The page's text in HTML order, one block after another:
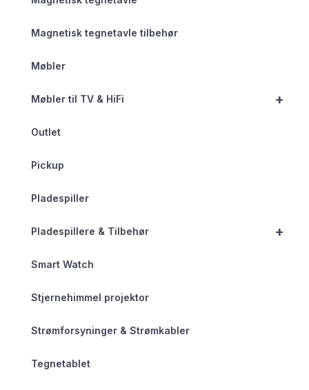
Magnetisk tegnetavle tilbehør
Møbler
+
Møbler til TV & HiFi
Outlet
Pickup
Pladespiller
+
Pladespillere & Tilbehør
Smart Watch
Stjernehimmel projektor
Strømforsyninger & Strømkabler
Tegnetablet